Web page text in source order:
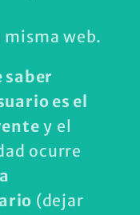
misma web.
saber
es el
y el
ocurre
a
(dejar